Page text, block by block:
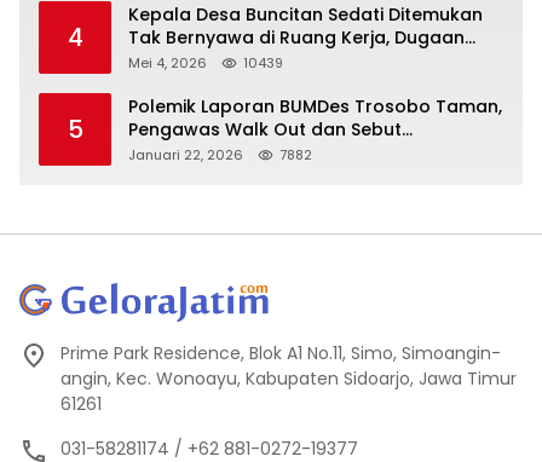
4
Kepala Desa Buncitan Sedati Ditemukan
Tak Bernyawa di Ruang Kerja, Dugaan
Bunuh Diri Menguat
Mei 4, 2026 10439
5
Polemik Laporan BUMDes Trosobo Taman,
Pengawas Walk Out dan Sebut
Kejanggalan
Januari 22, 2026 7882
Prime Park Residence, Blok A1 No.11, Simo, Simoangin-
angin, Kec. Wonoayu, Kabupaten Sidoarjo, Jawa Timur
61261
031-58281174 / +62 881-0272-19377